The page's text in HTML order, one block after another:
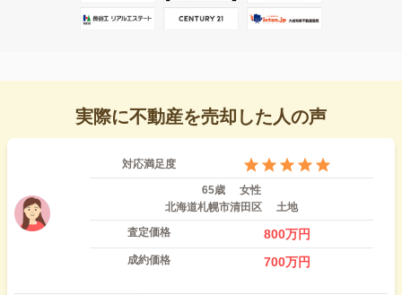
実際に不動産を売却した人の声
対応満足度
65歳
女性
北海道札幌市清田区
土地
査定価格
800万円
成約価格 700万円